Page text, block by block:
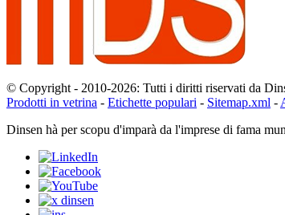
© Copyright - 2010-2026: Tutti i diritti riservati da
Prodotti in vetrina - Etichette populari - Sitemap.xml -
Dinsen hà per scopu d'imparà da l'imprese di fama